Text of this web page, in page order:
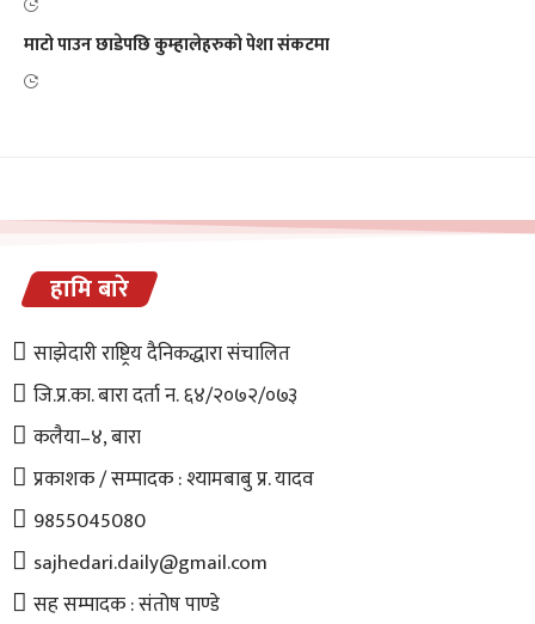
माटो पाउन छाडेपछि कुम्हालेहरुको पेशा संकटमा
हामि बारे
साझेदारी राष्ट्रिय दैनिकद्धारा संचालित
जि.प्र.का. बारा दर्ता न. ६४/२०७२/०७३
कलैया–४, बारा
प्रकाशक / सम्पादक : श्यामबाबु प्र. यादव
9855045080
sajhedari.daily@gmail.com
सह सम्पादक : संतोष पाण्डे